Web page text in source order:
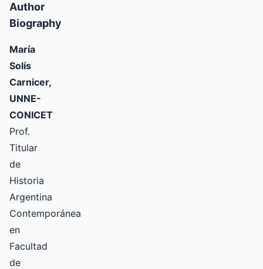
Author
Biography
María
Solís
Carnicer,
UNNE-
CONICET
Prof.
Titular
de
Historia
Argentina
Contemporánea
en
Facultad
de